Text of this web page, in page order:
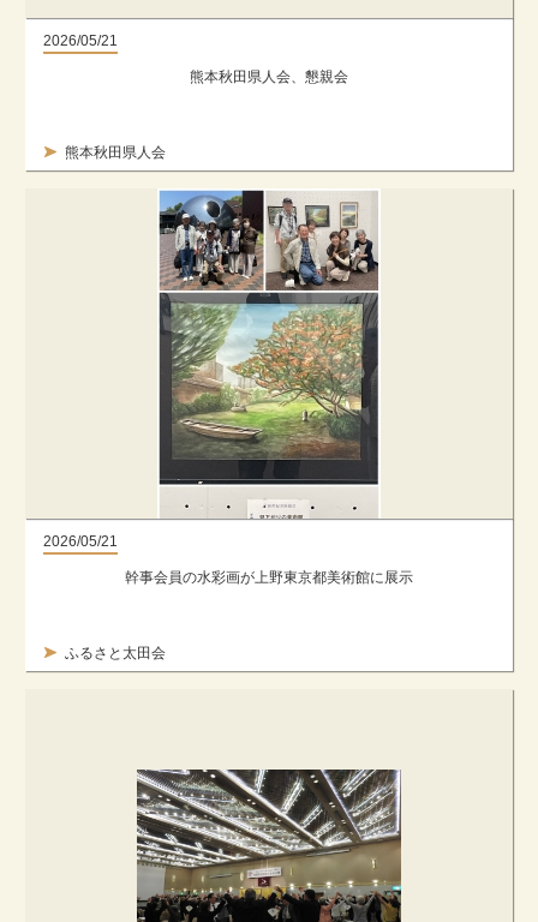
2026/05/21
熊本秋田県人会
熊本秋田県人会、懇親会
2026/05/21
ふるさと太田会
幹事会員の水彩画が上野東京都美術館に展示